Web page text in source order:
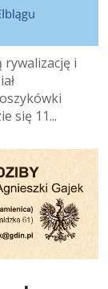
i
się 11...